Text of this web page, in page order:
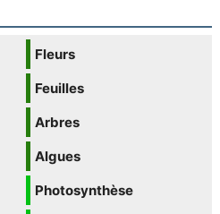
Fleurs
Feuilles
Arbres
Algues
Photosynthèse